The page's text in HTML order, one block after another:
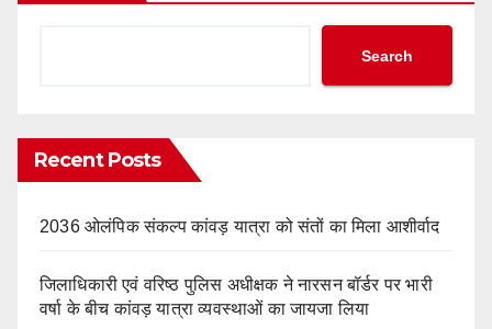
Search
Recent Posts
2036 ओलंपिक संकल्प कांवड़ यात्रा को संतों का मिला आशीर्वाद
जिलाधिकारी एवं वरिष्ठ पुलिस अधीक्षक ने नारसन बॉर्डर पर भारी
वर्षा के बीच कांवड़ यात्रा व्यवस्थाओं का जायजा लिया